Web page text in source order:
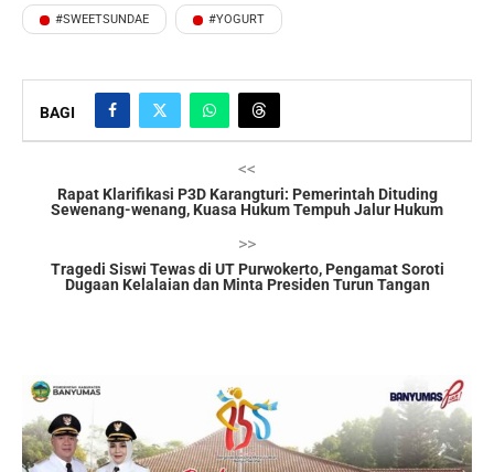
#SWEETSUNDAE #YOGURT
BAGI
<<
Rapat Klarifikasi P3D Karangturi: Pemerintah Dituding
Sewenang-wenang, Kuasa Hukum Tempuh Jalur Hukum
>>
Tragedi Siswi Tewas di UT Purwokerto, Pengamat Soroti
Dugaan Kelalaian dan Minta Presiden Turun Tangan